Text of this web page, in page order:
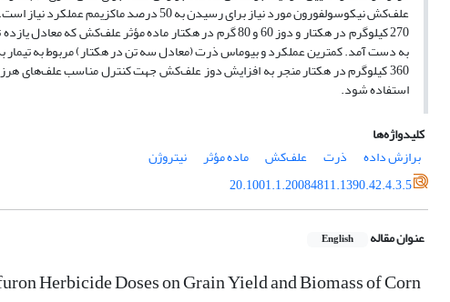
علف‌کش نیکوسولفورون مورد نیاز برای رسیدن
270 کیلوگرم در هکتار و دوز 60 و 80 گرم در هکتار ماده
به دست آمد. کمترین عملکرد و بیوماس ذرت (معادل سه تن در هکتار) مربوط به تیمار
360 کیلوگرم در هکتار منجر به افزایش دوز علف‌کش جهت کنترل مناسب علف‌های
استفاده شود.
کلیدواژه‌ها
برازش داده
ذرت علف‌کش ماده مؤثر
نیتروژن
20.1001.1.20084811.1390.42.4.3.5
عنوان مقاله English
Herbicide Doses on Grain Yield and Biomass of Corn